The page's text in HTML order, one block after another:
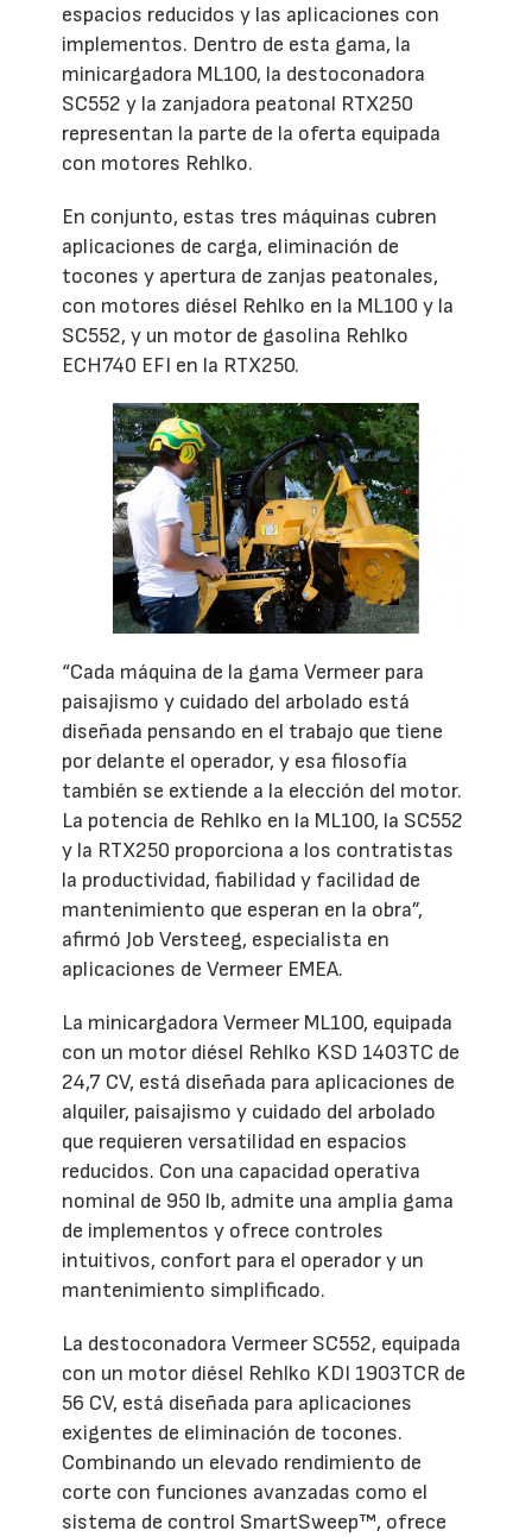
espacios reducidos y las aplicaciones con
implementos. Dentro de esta gama, la
minicargadora ML100, la destoconadora
SC552 y la zanjadora peatonal RTX250
representan la parte de la oferta equipada
con motores Rehlko.
En conjunto, estas tres máquinas cubren
aplicaciones de carga, eliminación de
tocones y apertura de zanjas peatonales,
con motores diésel Rehlko en la ML100 y la
SC552, y un motor de gasolina Rehlko
ECH740 EFI en la RTX250.
“Cada máquina de la gama Vermeer para
paisajismo y cuidado del arbolado está
diseñada pensando en el trabajo que tiene
por delante el operador, y esa filosofía
también se extiende a la elección del motor.
La potencia de Rehlko en la ML100, la SC552
y la RTX250 proporciona a los contratistas
la productividad, fiabilidad y facilidad de
mantenimiento que esperan en la obra”,
afirmó Job Versteeg, especialista en
aplicaciones de Vermeer EMEA.
La minicargadora Vermeer ML100, equipada
con un motor diésel Rehlko KSD 1403TC de
24,7 CV, está diseñada para aplicaciones de
alquiler, paisajismo y cuidado del arbolado
que requieren versatilidad en espacios
reducidos. Con una capacidad operativa
nominal de 950 lb, admite una amplia gama
de implementos y ofrece controles
intuitivos, confort para el operador y un
mantenimiento simplificado.
La destoconadora Vermeer SC552, equipada
con un motor diésel Rehlko KDI 1903TCR de
56 CV, está diseñada para aplicaciones
exigentes de eliminación de tocones.
Combinando un elevado rendimiento de
corte con funciones avanzadas como el
sistema de control SmartSweep™, ofrece